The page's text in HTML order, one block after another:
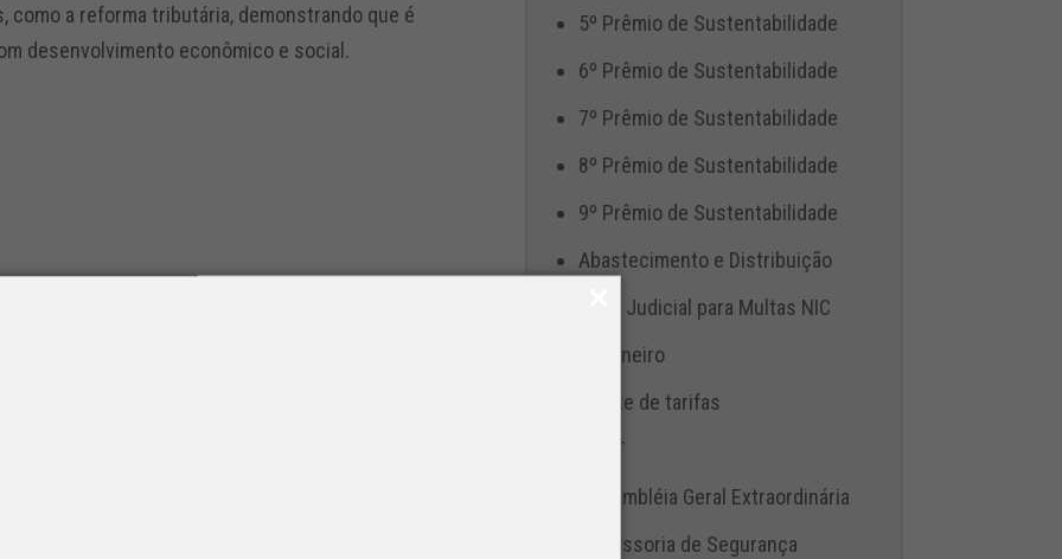
a reforma tributária, demonstrando que é
desenvolvimento econômico e social.
5º Prêmio de Sustentabilidade
6º Prêmio de Sustentabilidade
7º Prêmio de Sustentabilidade
8º Prêmio de Sustentabilidade
9º Prêmio de Sustentabilidade
Abastecimento e Distribuição
Ação Judicial para Multas NIC
Aduaneiro
Ajuste de tarifas
ANTT
Assembléia Geral Extraordinária
Assessoria de Segurança